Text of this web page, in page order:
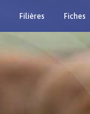
Filières Fiches